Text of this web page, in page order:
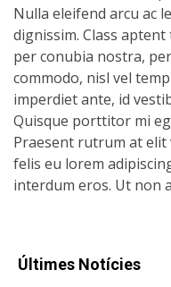
Nulla eleifend arcu ac
dignissim. Class
per conubia nostra,
commodo, nisl vel
imperdiet ante, id
Quisque porttitor mi
Praesent rutrum at elit
felis eu lorem
interdum eros. Ut non
Últimes Notícies